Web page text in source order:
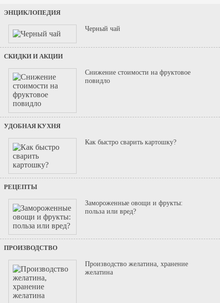
ЭНЦИКЛОПЕДИЯ
Черный чай
СКИДКИ И АКЦИИ
Снижение стоимости на фруктовое
повидло
УДОБНАЯ КУХНЯ
Как быстро сварить картошку?
РЕЦЕПТЫ
Замороженные овощи и фрукты:
польза или вред?
ПРОИЗВОДСТВО
Производство желатина, хранение
желатина